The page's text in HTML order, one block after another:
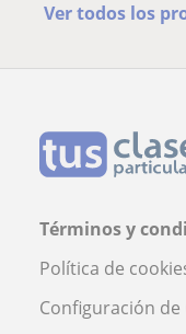
Ver todos los
Términos y
Política de
Configuración de